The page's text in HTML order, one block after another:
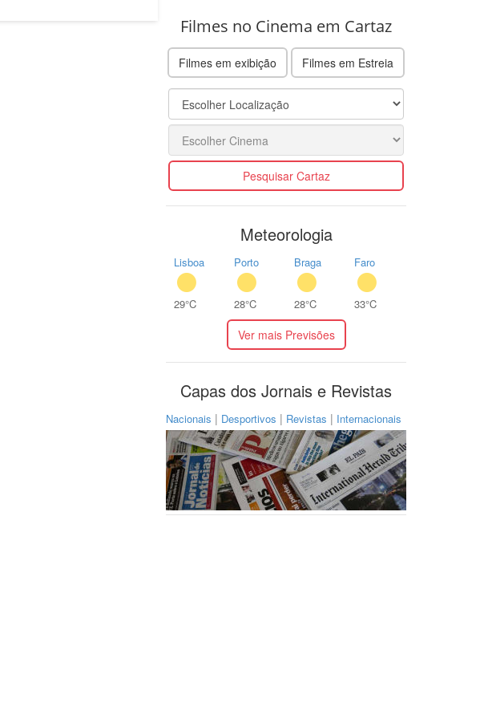
Filmes no Cinema em Cartaz
Filmes em exibição Filmes em Estreia
Pesquisar Cartaz
Meteorologia
Lisboa
29°C
Porto
28°C
Braga
28°C
Faro
33°C
Ver mais Previsões
Capas dos Jornais e Revistas
Nacionais | Desportivos | Revistas | Internacionais